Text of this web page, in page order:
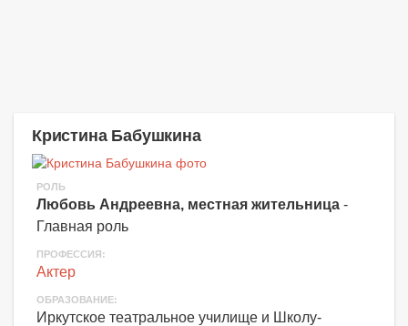
Кристина Бабушкина
РОЛЬ
Любовь Андреевна, местная жительница -
Главная роль
ПРОФЕССИЯ:
Актер
ОБРАЗОВАНИЕ:
Иркутское театральное училище и Школу-